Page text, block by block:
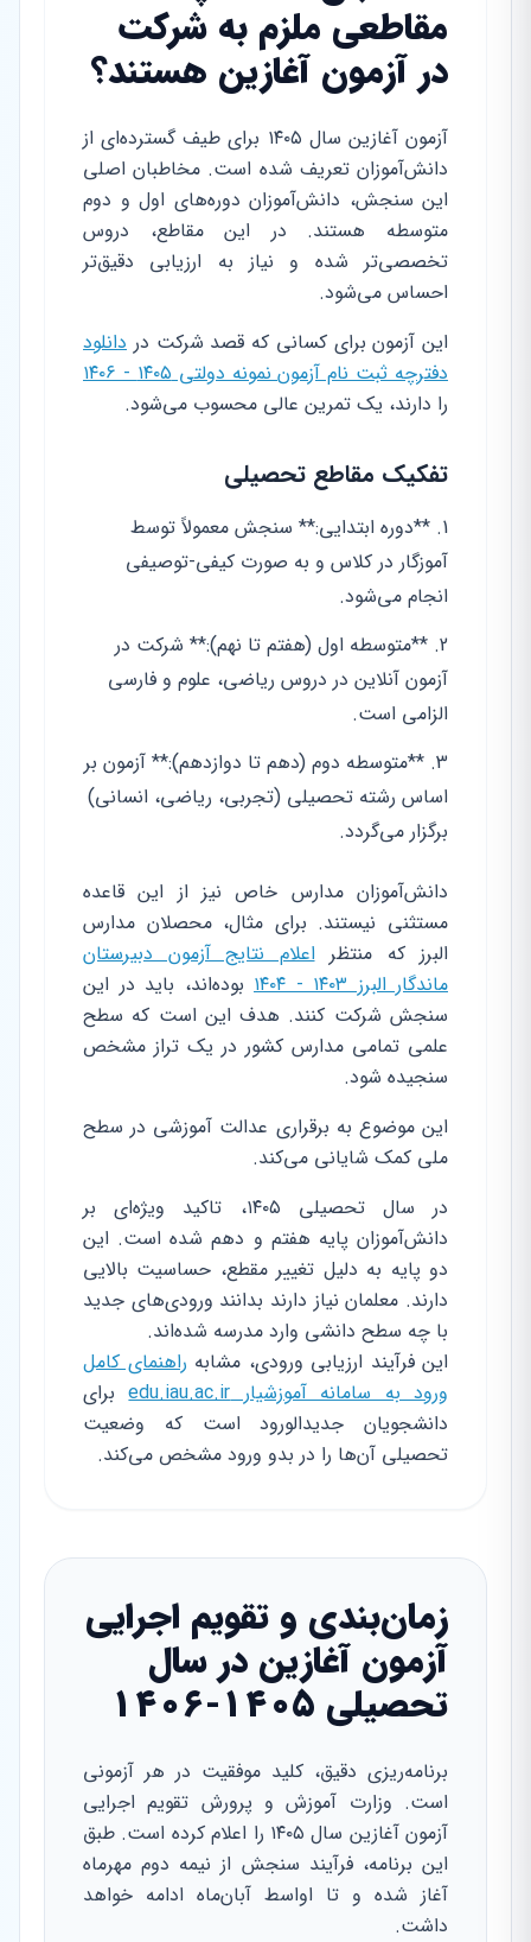
مقاطعی ملزم به شرکت
در آزمون آغازین هستند؟
آزمون آغازین سال ۱۴۰۵ برای طیف گسترده‌ای از
دانش‌آموزان تعریف شده است. مخاطبان اصلی
این سنجش، دانش‌آموزان دوره‌های اول و دوم
متوسطه هستند. در این مقاطع، دروس
تخصصی‌تر شده و نیاز به ارزیابی دقیق‌تر
احساس می‌شود.
این آزمون برای کسانی که قصد شرکت در دانلود
دفترچه ثبت نام آزمون نمونه دولتی ۱۴۰۵ - ۱۴۰۶
را دارند، یک تمرین عالی محسوب می‌شود.
تفکیک مقاطع تحصیلی
**دوره ابتدایی:** سنجش معمولاً توسط
آموزگار در کلاس و به صورت کیفی-توصیفی
انجام می‌شود.
**متوسطه اول (هفتم تا نهم):** شرکت در
آزمون آنلاین در دروس ریاضی، علوم و فارسی
الزامی است.
**متوسطه دوم (دهم تا دوازدهم):** آزمون بر
اساس رشته تحصیلی (تجربی، ریاضی، انسانی)
برگزار می‌گردد.
دانش‌آموزان مدارس خاص نیز از این قاعده
مستثنی نیستند. برای مثال، محصلان مدارس
البرز که منتظراعلام نتایج آزمون دبیرستان
ماندگار البرز ۱۴۰۳ - ۱۴۰۴
بوده‌اند، باید در این
سنجش شرکت کنند. هدف این است که سطح
علمی تمامی مدارس کشور در یک تراز مشخص
سنجیده شود.
این موضوع به برقراری عدالت آموزشی در سطح
ملی کمک شایانی می‌کند.
در سال تحصیلی ۱۴۰۵، تاکید ویژه‌ای بر
دانش‌آموزان پایه هفتم و دهم شده است. این
دو پایه به دلیل تغییر مقطع، حساسیت بالایی
دارند. معلمان نیاز دارند بدانند ورودی‌های جدید
با چه سطح دانشی وارد مدرسه شده‌اند.
این فرآیند ارزیابی ورودی، مشابه راهنمای کامل
ورود به سامانه آموزشیار edu.iau.ac.ir
برای
دانشجویان جدیدالورود است که وضعیت
تحصیلی آن‌ها را در بدو ورود مشخص می‌کند.
زمان‌بندی و تقویم اجرایی
آزمون آغازین در سال
تحصیلی ۱۴۰۵-۱۴۰۶
برنامه‌ریزی دقیق، کلید موفقیت در هر آزمونی
است. وزارت آموزش و پرورش تقویم اجرایی
آزمون آغازین سال ۱۴۰۵ را اعلام کرده است. طبق
این برنامه، فرآیند سنجش از نیمه دوم مهرماه
آغاز شده و تا اواسط آبان‌ماه ادامه خواهد
داشت.